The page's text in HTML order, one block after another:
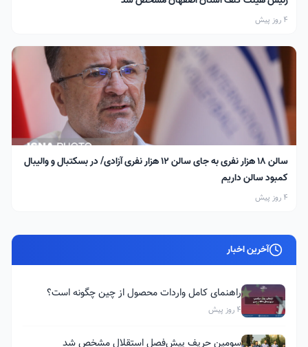
4 روز پیش
سالن ۱۸ هزار نفری به جای سالن ۱۲ هزار نفری آزادی/ در بسکتبال و والیبال
کمبود سالن داریم
4 روز پیش
آخرین اخبار
راهنمای کامل واردات محصول از چین چگونه است؟
4 روز پیش
سومین حریف پیش‌فصل استقلال مشخص شد